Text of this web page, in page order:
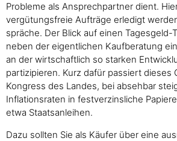
Probleme als Ansprechpartner dient.
vergütungsfreie Aufträge erledigt
spräche. Der Blick auf einen Tagesgeld-
neben der eigentlichen Kaufberatung
an der wirtschaftlich so starken
partizipieren. Kurz dafür passiert dieses
Kongress des Landes, bei absehbar
Inflationsraten in festverzinsliche
etwa Staatsanleihen.
Dazu sollten Sie als Käufer über eine